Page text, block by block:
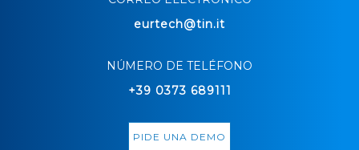
eurtech@tin.it
NÚMERO DE TELÉFONO
+39 0373 689111
PIDE UNA DEMO